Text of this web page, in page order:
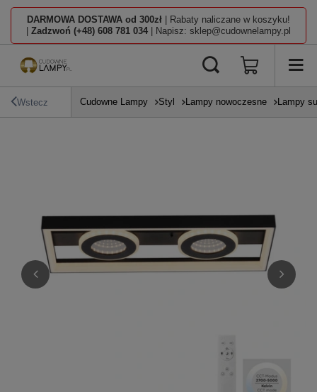
DARMOWA DOSTAWA od 300zł | Rabaty naliczane w koszyku!
Zadzwoń (+48) 608 781 034 | Napisz: sklep@cudownelampy.pl
Wstecz Cudowne Lampy Styl Lampy nowoczesne Lampy